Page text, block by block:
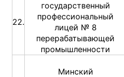
22.
государственный
профессиональный
лицей № 8
перерабатывающей
промышленности
Минский